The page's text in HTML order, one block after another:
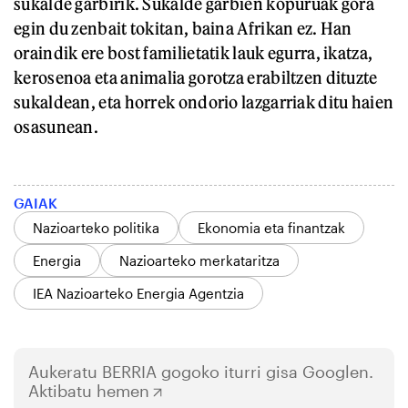
egin du zenbait tokitan, baina Afrikan ez. Han
oraindik ere bost familietatik lauk egurra, ikatza,
kerosenoa eta animalia gorotza erabiltzen dituzte
sukaldean, eta horrek ondorio lazgarriak ditu haien
osasunean.
GAIAK
Nazioarteko politika
Ekonomia eta finantzak
Energia
Nazioarteko merkataritza
IEA Nazioarteko Energia Agentzia
Aukeratu BERRIA gogoko iturri gisa Googlen.
Aktibatu hemen